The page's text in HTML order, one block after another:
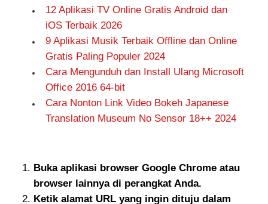
12 Aplikasi TV Online Gratis Android dan
iOS Terbaik 2026
9 Aplikasi Musik Terbaik Offline dan Online
Gratis Paling Populer 2024
Cara Mengunduh dan Install Ulang Microsoft
Office 2016 64-bit
Cara Nonton Link Video Bokeh Japanese
Translation Museum No Sensor 18++ 2024
Buka aplikasi browser Google Chrome atau
browser lainnya di perangkat Anda.
Ketik alamat URL yang ingin dituju dalam